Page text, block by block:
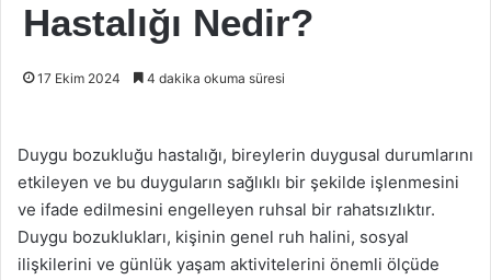
Hastalığı Nedir?
17 Ekim 2024 4 dakika okuma süresi
Duygu bozukluğu hastalığı, bireylerin duygusal durumlarını
etkileyen ve bu duyguların sağlıklı bir şekilde işlenmesini
ve ifade edilmesini engelleyen ruhsal bir rahatsızlıktır.
Duygu bozuklukları, kişinin genel ruh halini, sosyal
ilişkilerini ve günlük yaşam aktivitelerini önemli ölçüde